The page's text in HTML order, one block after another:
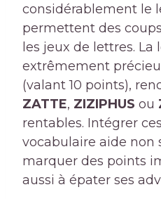
considérablement le
permettent des
les jeux de lettres. La
extrêmement
(valant 10 points),
ZATTE, ZIZIPHUS ou
rentables. Intégrer
vocabulaire aide non
marquer des points
aussi à épater ses